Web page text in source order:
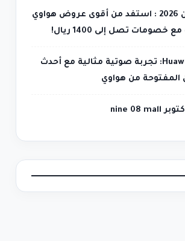
عروض رمضان 2026 : استفد من أقوى عروض هواوي
تصل إلى 1400 ريال!
Huawei Free Clip 2: تجربة صوتية مثالية مع أحدث
المفتوحة من هواوي